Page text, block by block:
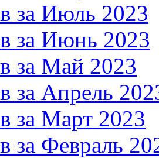
за Июль 2023
за Июнь 2023
за Май 2023
за Апрель
за Март 2023
за Февраль